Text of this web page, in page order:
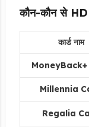
कौन-कौन से
कार्ड नाम
Millennia
Regalia